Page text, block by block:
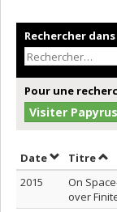
Rechercher
Pour une
Visiter Papyrus
DateTrier par
Titre
2015
On
over